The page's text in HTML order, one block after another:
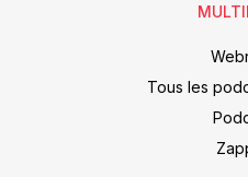
Tous les